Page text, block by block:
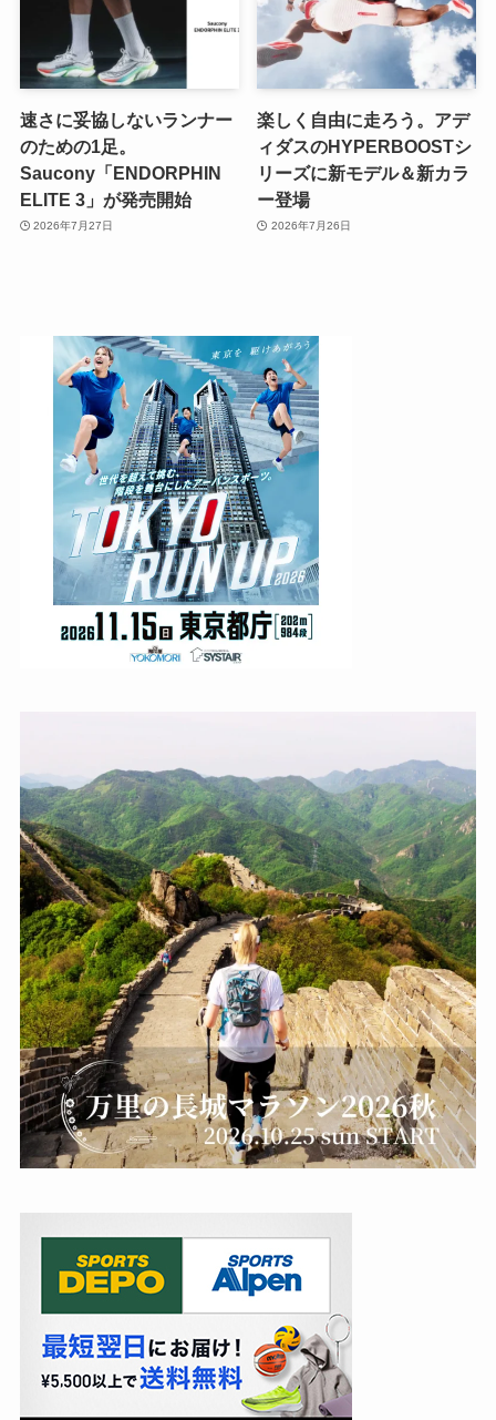
速さに妥協しないランナー
のための1足。
Saucony「ENDORPHIN
ELITE 3」が発売開始
2026年7月27日
楽しく自由に走ろう。アデ
ィダスのHYPERBOOSTシ
リーズに新モデル＆新カラ
ー登場
2026年7月26日